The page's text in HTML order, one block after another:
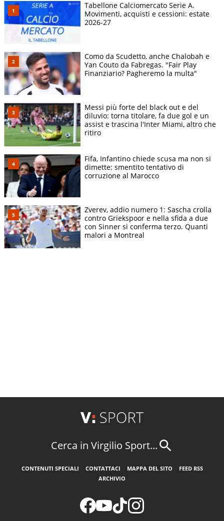
Tabellone Calciomercato Serie A.
Movimenti, acquisti e cessioni: estate
2026-27
Como da Scudetto, anche Chalobah e
Yan Couto da Fabregas. "Fair Play
Finanziario? Pagheremo la multa"
Messi più forte del black out e del
diluvio: torna titolare, fa due gol e un
assist e trascina l'Inter Miami, altro che
ritiro
Fifa, Infantino chiede scusa ma non si
dimette: smentito tentativo di
corruzione al Marocco
Zverev, addio numero 1: Sascha crolla
contro Griekspoor e nella sfida a due
con Sinner si conferma terzo. Quanti
malori a Montreal
Cerca in Virgilio Sport...
CONTENUTI SPECIALI CONTATTACI MAPPA DEL SITO
FEED RSS
ARCHIVIO